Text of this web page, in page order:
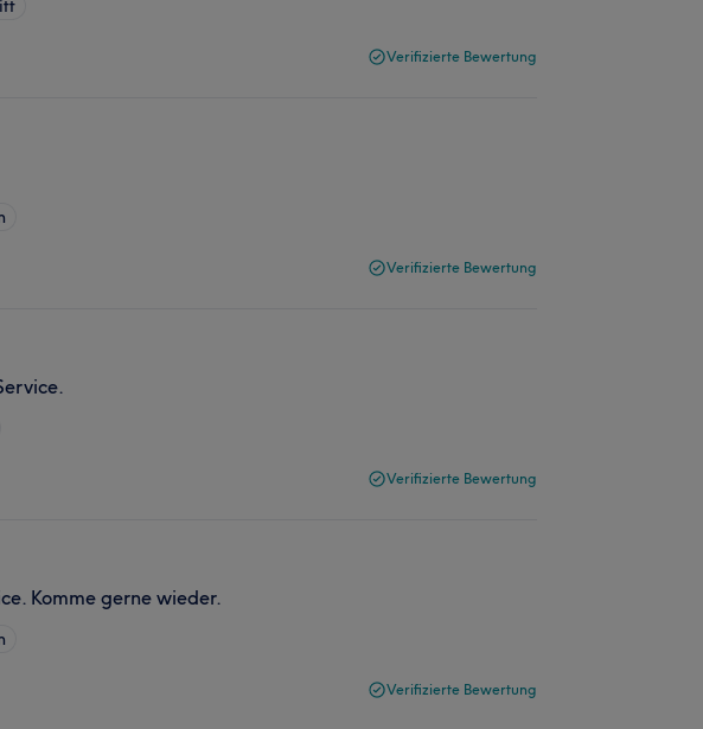
Verifizierte Bewertung
Verifizierte Bewertung
Verifizierte Bewertung
Komme gerne wieder.
Verifizierte Bewertung